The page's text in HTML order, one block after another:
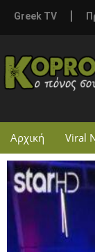
Greek TV
Αρχική Viral